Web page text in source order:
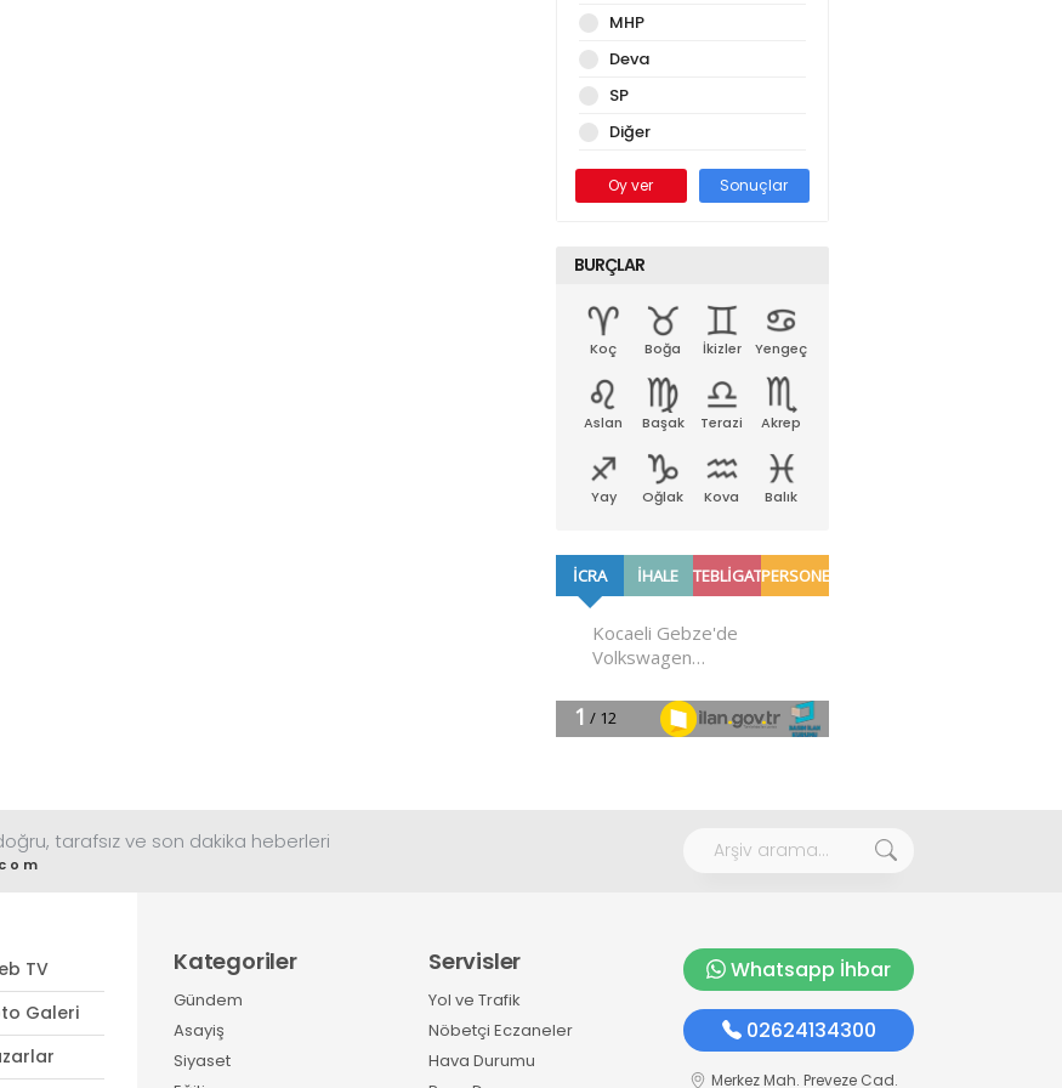
MHP
Deva
SP
Diğer
Oy ver Sonuçlar
BURÇLAR
Koç Boğa İkizler Yengeç
Aslan Başak Terazi Akrep
Yay Oğlak Kova Balık
tarafsız ve son dakika heberleri
TV
Galeri
Kategoriler
Gündem
Asayiş
Siyaset
Servisler
Yol ve Trafik
Nöbetçi Eczaneler
Hava Durumu
Whatsapp İhbar
02624134300
Merkez Mah. Preveze Cad.